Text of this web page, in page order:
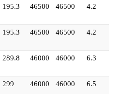
195.3 46500 46500 4.2
195.3 46500 46500 4.2
289.8 46000 46000 6.3
299 46000 46000 6.5